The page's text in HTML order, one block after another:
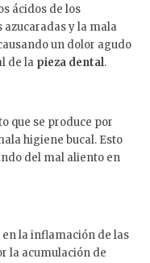
ácidos de los
y la mala
un dolor agudo
de la pieza dental.
que se produce por
higiene bucal. Esto
del mal aliento en
la inflamación de las
la acumulación de